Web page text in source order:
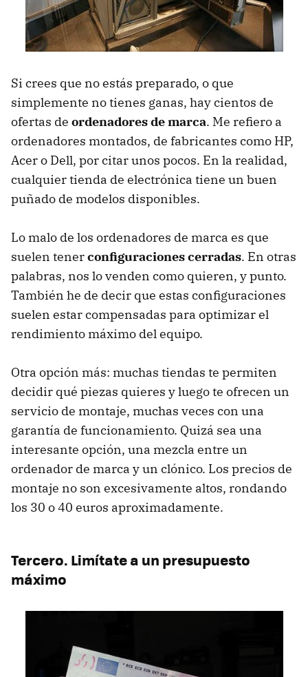
Si crees que no estás preparado, o que
simplemente no tienes ganas, hay cientos de
ofertas de ordenadores de marca. Me refiero a
ordenadores montados, de fabricantes como HP,
Acer o Dell, por citar unos pocos. En la realidad,
cualquier tienda de electrónica tiene un buen
puñado de modelos disponibles.
Lo malo de los ordenadores de marca es que
suelen tenerconfiguraciones cerradas. En otras
palabras, nos lo venden como quieren, y punto.
También he de decir que estas configuraciones
suelen estar compensadas para optimizar el
rendimiento máximo del equipo.
Otra opción más: muchas tiendas te permiten
decidir qué piezas quieres y luego te ofrecen un
servicio de montaje, muchas veces con una
garantía de funcionamiento. Quizá sea una
interesante opción, una mezcla entre un
ordenador de marca y un clónico. Los precios de
montaje no son excesivamente altos, rondando
los 30 o 40 euros aproximadamente.
Tercero. Limítate a un presupuesto
máximo